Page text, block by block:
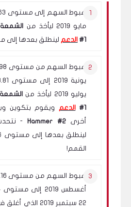
مايو 2019 ليأخذ من
#1 الدعم لينطلق بعدها إلى
يوليو 2019 ليأخذ من
#1 الدعم
ويقوم بتكوين
أخرى Hammer #2
-
القمم!
22 سبتمبر 2019